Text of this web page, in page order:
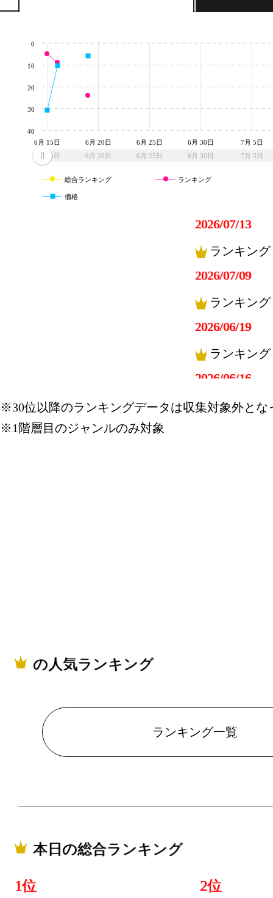
6月 15日 6月 20日 6月 25日 6月 30日 7月 5日
6月 15日 6月 20日 6月 25日 6月 30日 7月 5日
0
10
20
30
40
総合ランキング ランキング
価格
2026/07/13
ランキン
2026/07/09
ランキン
2026/06/19
ランキン
2026/06/16
ランキング
※30位以降のランキングデータは収集対象外とな
※1階層目のジャンルのみ対象
の人気ランキング
ランキング一覧
本日の総合ランキング
1位 2位